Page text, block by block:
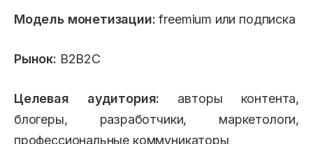
Модель монетизации: freemium или подписка
Рынок: B2B2C
Целевая аудитория: авторы контента,
блогеры, разработчики, маркетологи,
профессиональные коммуникаторы